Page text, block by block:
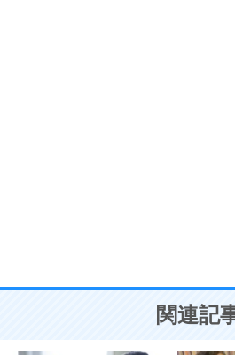
ことが大切。
関連記